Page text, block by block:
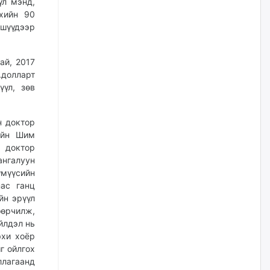
90
2017
зөв
доктор
Шим
ганц
эрүүл
нь
хоёр
ойлгох